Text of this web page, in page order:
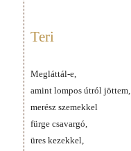
Teri
Megláttál-e,
amint lompos útról jöttem,
merész szemekkel
fürge csavargó,
üres kezekkel,